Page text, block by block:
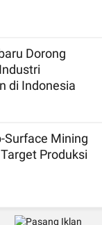
Dorong
di Indonesia
Surface Mining
Produksi